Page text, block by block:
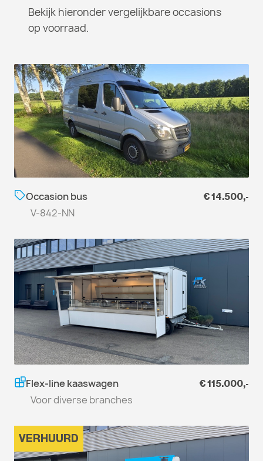
Bekijk hieronder vergelijkbare occasions
op voorraad.
Occasion bus € 14.500,-
V-842-NN
Flex-line kaaswagen € 115.000,-
Voor diverse branches
VERHUURD